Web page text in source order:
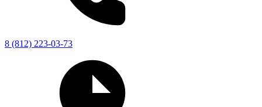
8 (812) 223-03-73